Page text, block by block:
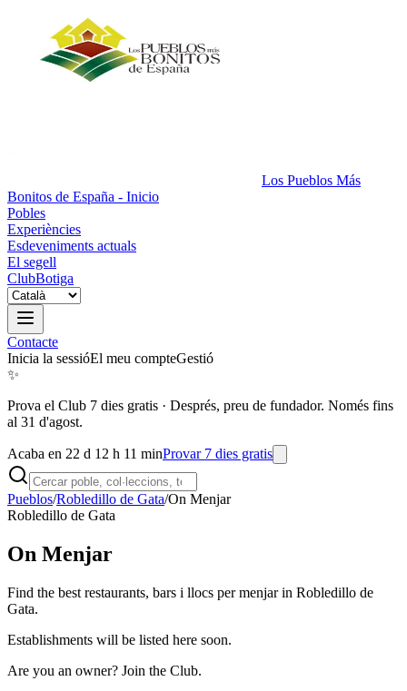
Los Pueblos Más
Bonitos de España - Inicio
Pobles
Experiències
Esdeveniments actuals
El segell
ClubBotiga
Contacte
Inicia la sessióEl meu compteGestió
✨
Prova el Club 7 dies gratis · Després, preu de fundador. Només fins
al 31 d'agost.
Acaba en 22 d 12 h 11 minProvar 7 dies gratis
Pueblos/Robledillo de Gata/On Menjar
Robledillo de Gata
On Menjar
Find the best restaurants, bars i llocs per menjar in Robledillo de
Gata.
Establishments will be listed here soon.
Are you an owner? Join the Club.